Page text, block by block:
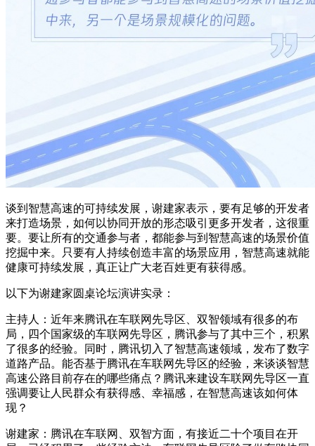
谈到智慧高速的可持续发展，谢建家表示，要有足够的开发者
来打造场景，如何以协同开放的形态吸引更多开发者，这很重
要。要让所有的交通参与者，都能参与到智慧高速的场景价值
挖掘中来。只要有人持续创造丰富的场景应用，智慧高速就能
健康可持续发展，真正让广大老百姓更有获得感。
以下为谢建家圆桌论坛演讲实录：
主持人：近年来腾讯在车联网先导区、双智领域有很多的布
局，四个国家级的车联网先导区，腾讯参与了其中三个，积累
了很多的经验。同时，腾讯切入了智慧高速领域，发布了数字
道路产品。能否基于腾讯在车联网先导区的经验，来谈谈智慧
高速公路目前存在的哪些痛点？腾讯来建设车联网先导区一直
强调要让人民群众有获得感、幸福感，在智慧高速该如何体
现？
谢建家：腾讯在车联网、双智方面，有接近二十个项目在开